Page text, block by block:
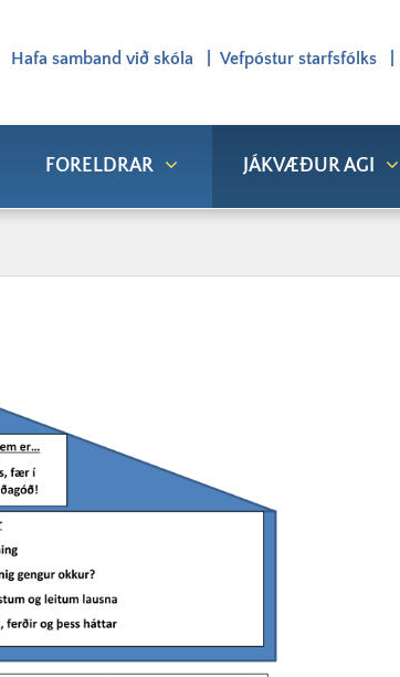
FORELDRAR JÁKVÆÐUR AGI
Hafa samband við skóla Vefpóstur starfsfólks